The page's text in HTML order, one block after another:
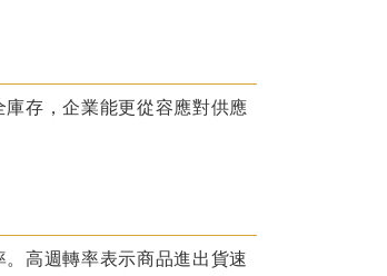
存，企業能更從容應對供應
高週轉率表示商品進出貨速